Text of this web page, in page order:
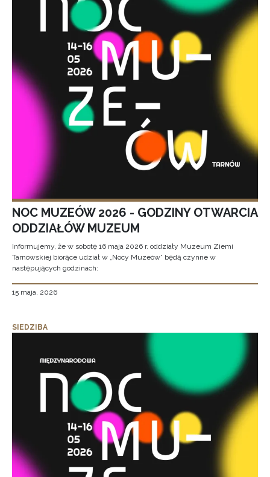
NOC MUZEÓW 2026 - GODZINY OTWARCIA
ODDZIAŁÓW MUZEUM
Informujemy, że w sobotę 16 maja 2026 r. oddziały Muzeum Ziemi
Tarnowskiej biorące udział w „Nocy Muzeów” będą czynne w
następujących godzinach:
15 maja, 2026
SIEDZIBA